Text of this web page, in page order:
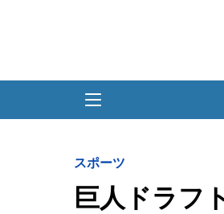
スポーツ
巨人ドラフ